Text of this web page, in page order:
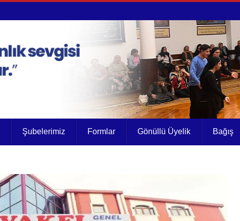
Şubelerimiz Formlar Gönüllü Üyelik Bağış